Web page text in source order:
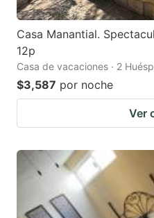
Casa Manantial.
12p
Casa de vacaciones · 2
$3,587 por noche
Ver